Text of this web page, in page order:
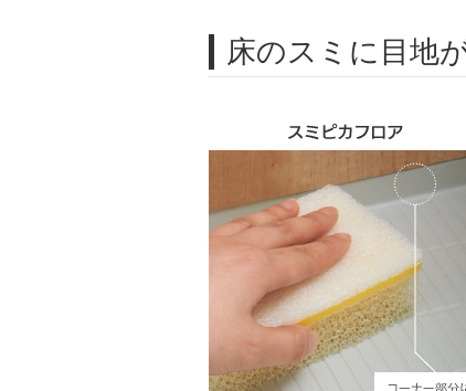
床のスミに目地